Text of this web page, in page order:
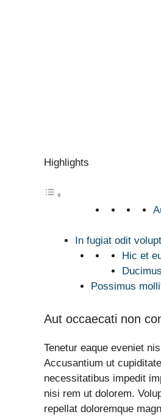
Highlights
In fugiat odit
Hic et
Possimus
Aut occaecati non
Tenetur eaque eveniet
Accusantium ut
necessitatibus impedit
nisi rem ut dolorem.
repellat doloremque